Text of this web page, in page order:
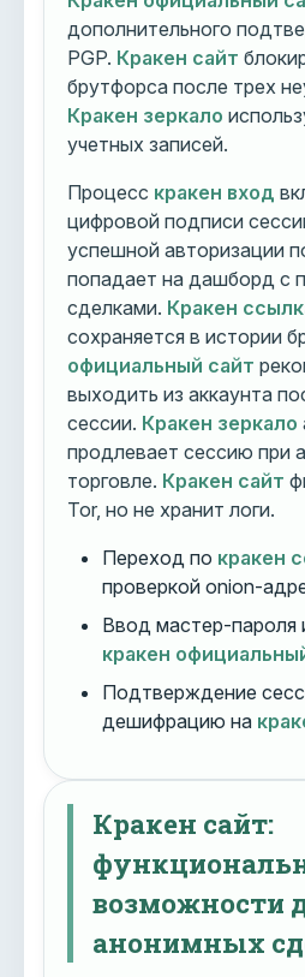
дополнительного
PGP. Кракен сайт
брутфорса после трех
Кракен зеркало
учетных записей.
Процесс кракен вход
цифровой подписи
успешной авторизации
попадает на дашборд с
сделками. Кракен
сохраняется в истории
официальный сайт
выходить из аккаунта
сессии. Кракен зеркало
продлевает сессию при
торговле. Кракен сайт
Tor, но не хранит логи.
Переход по кракен
проверкой onion-
Ввод мастер-пароля
кракен
Подтверждение
дешифрацию на
Кракен сайт:
возможности
анонимных